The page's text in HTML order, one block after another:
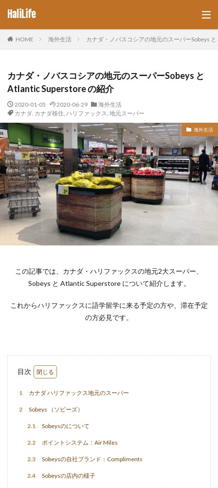
HaliLife
HOME 海外生活 カナダ・ノバスコシアの地元のスーパーSobeys
カナダ・ノバスコシアの地元のスーパーSobeys と
Atlantic Superstore の紹介
2020-01-05 2020-06-29
海外生活
カナダ, カナダ移住, ハリファックス, 地元スーパー
海外生活
この記事では、カナダ・ハリファックスの地元2大スーパー、
Sobeys と Atlantic Superstore について紹介します。
これからハリファックスに語学留学に来る予定の方や、滞在予定
の方必見です。
目次
1 カナダ ハリファックス地元のスーパー
2 Sobeys （ソビーズ）
2.1 Sobeysのについて
2.2 ポイントシステム：Air Miles
2.3 Sobeysの自社ブランド：Compliments
2.4 Sobeysの店内の様子